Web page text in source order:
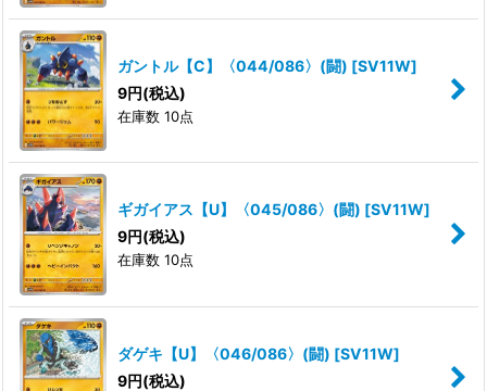
ガントル【C】〈044/086〉(闘) [SV11W]
9円(税込)
在庫数 10点
ギガイアス【U】〈045/086〉(闘) [SV11W]
9円(税込)
在庫数 10点
ダゲキ【U】〈046/086〉(闘) [SV11W]
9円(税込)